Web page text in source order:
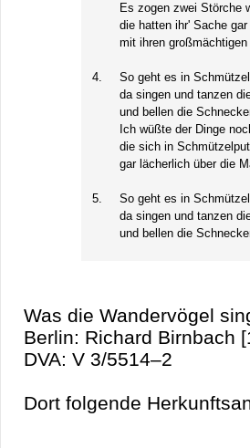
Es zogen zwei Störche
die hatten ihr' Sache
mit ihren
4.
So geht es in
da singen und tanzen
und bellen die
Ich wüßte der Dinge
die sich in
gar lächerlich über die
5.
So geht es in
da singen und tanzen
und bellen die
Was die Wandervögel
Berlin: Richard Birnbach
DVA: V 3/5514–2
Dort folgende